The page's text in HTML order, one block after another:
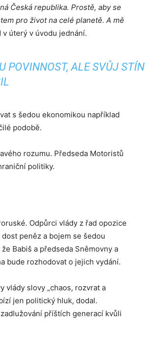
Česká republika. Prostě, aby se
pro život na celé planetě. A mě
úterý v úvodu jednání.
POVINNOST, ALE SVŮJ STÍN
s šedou ekonomikou například
podobě.
rozumu. Předseda Motoristů
politiky.
Odpůrci vlády z řad opozice
peněz a bojem se šedou
Babiš a předseda Sněmovny a
bude rozhodovat o jejich vydání.
vlády slovy „chaos, rozvrat a
jen politický hluk, dodal.
příštích generací kvůli